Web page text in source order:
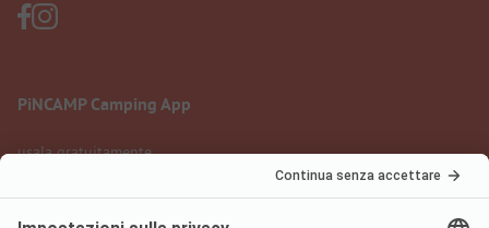
PiNCAMP Camping App
usala gratuitamente